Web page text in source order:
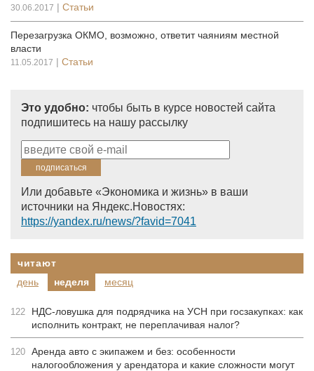
30.06.2017 | Статьи
Перезагрузка ОКМО, возможно, ответит чаяниям местной
власти
11.05.2017 | Статьи
Это удобно: чтобы быть в курсе новостей сайта
подпишитесь на нашу рассылку
Или добавьте «Экономика и жизнь» в ваши
источники на Яндекс.Новостях:
https://yandex.ru/news/?favid=7041
читают
день
неделя месяц
122
НДС-ловушка для подрядчика на УСН при госзакупках: как
исполнить контракт, не переплачивая налог?
120 Аренда авто с экипажем и без: особенности
налогообложения у арендатора и какие сложности могут